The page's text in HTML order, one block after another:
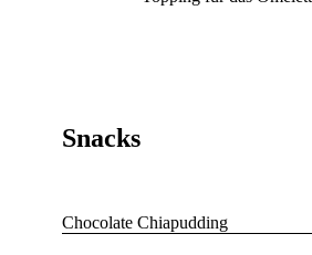
Snacks
Chocolate Chiapudding